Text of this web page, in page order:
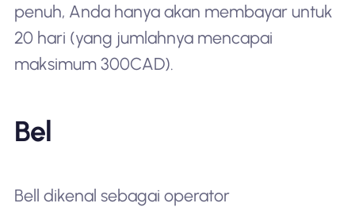
penuh, Anda hanya akan membayar untuk
20 hari (yang jumlahnya mencapai
maksimum 300CAD).
Bel
Bell dikenal sebagai operator